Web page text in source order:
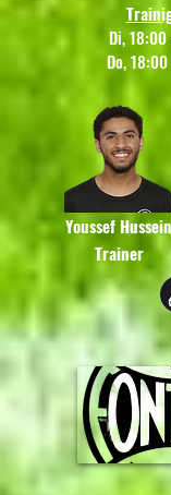
Di,
Do,
Youssef Hussein
Trainer